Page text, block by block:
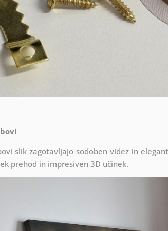
slik zagotavljajo sodoben videz in
prehod in impresiven 3D učinek.